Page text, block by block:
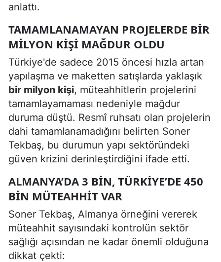
anlattı.
TAMAMLANAMAYAN PROJELERDE BIR
MILYON KIŞI MAĞDUR OLDU
Türkiye'de sadece 2015 öncesi hızla artan
yapılaşma ve maketten satışlarda yaklaşık
bir milyon kişi, müteahhitlerin projelerini
tamamlayamaması nedeniyle mağdur
duruma düştü. Resmî ruhsatı olan projelerin
dahi tamamlanamadığını belirten Soner
Tekbaş, bu durumun yapı sektöründeki
güven krizini derinleştirdiğini ifade etti.
ALMANYA’DA 3 BIN, TÜRKIYE’DE 450
BIN MÜTEAHHIT VAR
Soner Tekbaş, Almanya örneğini vererek
müteahhit sayısındaki kontrolün sektör
sağlığı açısından ne kadar önemli olduğuna
dikkat çekti: